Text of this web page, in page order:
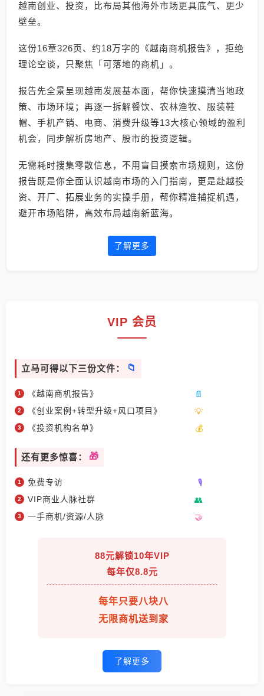
越南创业、投资，比布局其他海外市场更具底气、更少
壁垒。
这份16章326页、约18万字的《越南商机报告》，拒绝
理论空谈，只聚焦「可落地的商机」。
报告先全景呈现越南发展基本面，帮你快速摸清当地政
策、市场环境；再逐一拆解餐饮、农林渔牧、服装鞋
帽、手机产销、电商、消费升级等13大核心领域的盈利
机会，同步解析房地产、股市的投资逻辑。
无需耗时搜集零散信息，不用盲目摸索市场规则，这份
报告既是你全面认识越南市场的入门指南，更是赴越投
资、开厂、拓展业务的实操手册，帮你精准捕捉机遇，
避开市场陷阱，高效布局越南新蓝海。
了解更多
VIP 会员
立马可得以下三份文件：
《越南商机报告》
《创业案例+转型升级+风口项目》
《投资机构名单》
还有更多惊喜：
免费专访
VIP商业人脉社群
一手商机/资源/人脉
88元解锁10年VIP
每年仅8.8元
每年只要八块八
无限商机送到家
了解更多